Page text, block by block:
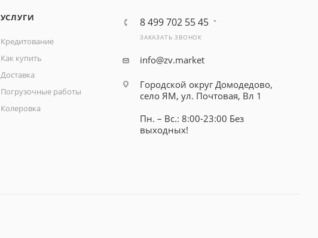
УСЛУГИ
Кредитование
Как купить
Доставка
Погрузочные работы
Колеровка
8 499 702 55 45
ЗАКАЗАТЬ ЗВОНОК
info@zv.market
Городской округ Домодедово,
село ЯМ, ул. Почтовая, Вл 1
Пн. – Вс.: 8:00-23:00 Без
выходных!